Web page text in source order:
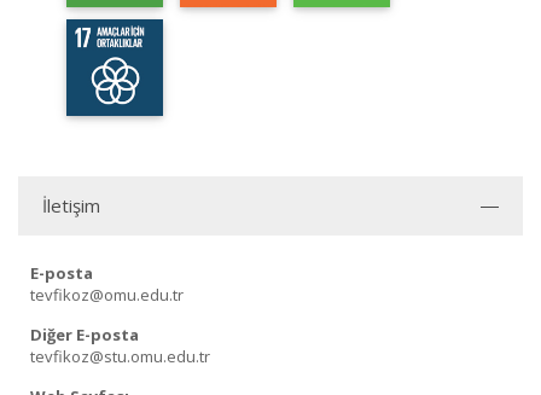
İletişim
E-posta
tevfikoz@omu.edu.tr
Diğer E-posta
tevfikoz@stu.omu.edu.tr